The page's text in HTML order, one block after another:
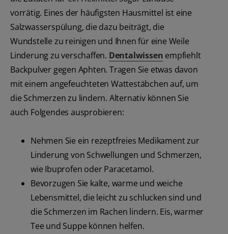
vorrätig. Eines der häufigsten Hausmittel ist eine
Salzwasserspülung, die dazu beiträgt, die
Wundstelle zu reinigen und Ihnen für eine Weile
Linderung zu verschaffen. Dentalwissen empfiehlt
Backpulver gegen Aphten. Tragen Sie etwas davon
mit einem angefeuchteten Wattestäbchen auf, um
die Schmerzen zu lindern. Alternativ können Sie
auch Folgendes ausprobieren:
Nehmen Sie ein rezeptfreies Medikament zur
Linderung von Schwellungen und Schmerzen,
wie Ibuprofen oder Paracetamol.
Bevorzugen Sie kalte, warme und weiche
Lebensmittel, die leicht zu schlucken sind und
die Schmerzen im Rachen lindern. Eis, warmer
Tee und Suppe können helfen.